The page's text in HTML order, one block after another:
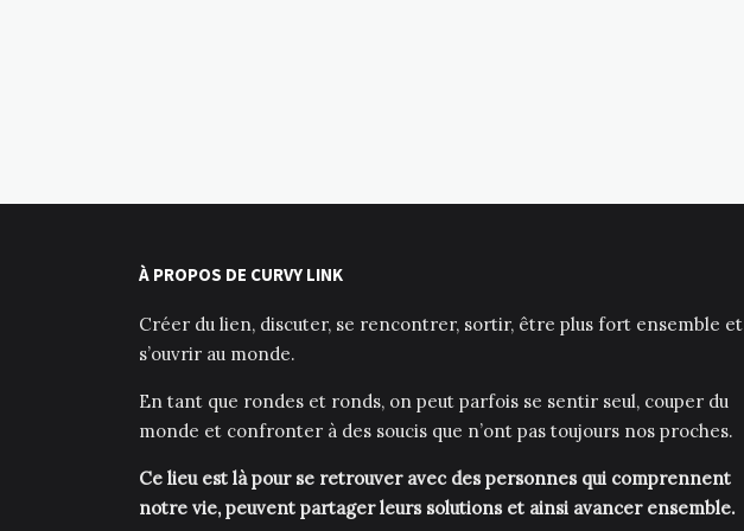
À PROPOS DE CURVY LINK
Créer du lien, discuter, se rencontrer, sortir, être plus fort ensemble et
s’ouvrir au monde.
En tant que rondes et ronds, on peut parfois se sentir seul, couper du
monde et confronter à des soucis que n’ont pas toujours nos proches.
Ce lieu est là pour se retrouver avec des personnes qui comprennent
notre vie, peuvent partager leurs solutions et ainsi avancer ensemble.